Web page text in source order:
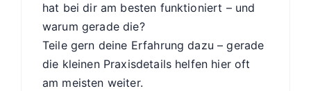
hat bei dir am besten funktioniert – und
warum gerade die?
Teile gern deine Erfahrung dazu – gerade
die kleinen Praxisdetails helfen hier oft
am meisten weiter.